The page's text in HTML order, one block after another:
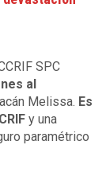
SPC
al
Melissa. Es
y una
paramétrico